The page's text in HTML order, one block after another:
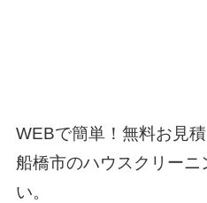
WEBで簡単！無料お見積
船橋市のハウスクリーニ
い。